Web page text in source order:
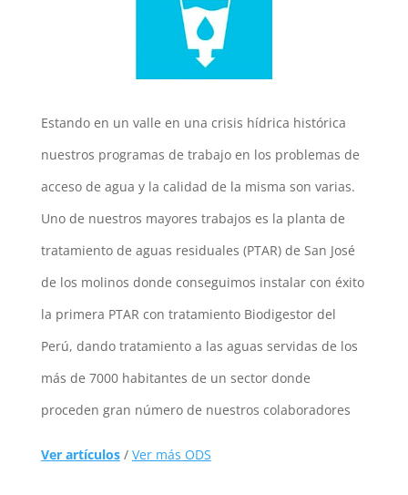
Estando en un valle en una crisis hídrica histórica
nuestros programas de trabajo en los problemas de
acceso de agua y la calidad de la misma son varias.
Uno de nuestros mayores trabajos es la planta de
tratamiento de aguas residuales (PTAR) de San José
de los molinos donde conseguimos instalar con éxito
la primera PTAR con tratamiento Biodigestor del
Perú, dando tratamiento a las aguas servidas de los
más de 7000 habitantes de un sector donde
proceden gran número de nuestros colaboradores
Ver artículos / Ver más ODS